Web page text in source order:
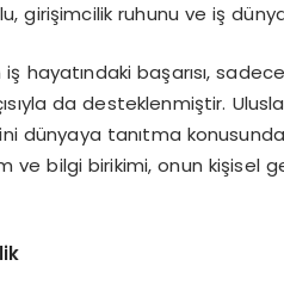
girişimcilik ruhunu ve iş
hayatındaki başarısı,
da desteklenmiştir.
dünyaya tanıtma
ve bilgi birikimi, onun kişisel